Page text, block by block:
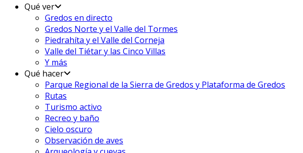
Qué ver
Gredos en directo
Gredos Norte y el Valle del Tormes
Piedrahíta y el Valle del Corneja
Valle del Tiétar y las Cinco Villas
Y más
Qué hacer
Parque Regional de la Sierra de Gredos y Plataforma de Gredos
Rutas
Turismo activo
Recreo y baño
Cielo oscuro
Observación de aves